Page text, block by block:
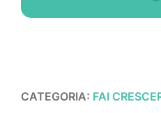
CATEGORIA: FAI